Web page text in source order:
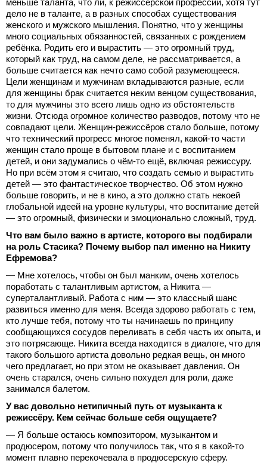
меньше таланта, что ли, к режиссёрской профессии, хотя тут
дело не в таланте, а в разных способах существования
женского и мужского мышления. Понятно, что у женщины
много социальных обязанностей, связанных с рождением
ребёнка. Родить его и вырастить — это огромный труд,
который как труд, на самом деле, не рассматривается, а
больше считается как нечто само собой разумеющееся.
Цели женщинам и мужчинам вкладываются разные, если
для женщины брак считается неким венцом существования,
то для мужчины это всего лишь одно из обстоятельств
жизни. Отсюда огромное количество разводов, потому что не
совпадают цели. Женщин-режиссёров стало больше, потому
что технический прогресс многое поменял, какой-то части
женщин стало проще в бытовом плане и с воспитанием
детей, и они задумались о чём-то ещё, включая режиссуру.
Но при всём этом я считаю, что создать семью и вырастить
детей — это фантастическое творчество. Об этом нужно
больше говорить, и не в кино, а это должно стать некоей
глобальной идеей на уровне культуры, что воспитание детей
— это огромный, физически и эмоционально сложный, труд.
Что вам было важно в артисте, которого вы подбирали
на роль Стасика? Почему выбор пал именно на Никиту
Ефремова?
— Мне хотелось, чтобы он был манким, очень хотелось
поработать с талантливым артистом, а Никита —
суперталантливый. Работа с ним — это классный шанс
развиться именно для меня. Всегда здорово работать с тем,
кто лучше тебя, потому что ты начинаешь по принципу
сообщающихся сосудов переливать в себя часть их опыта, и
это потрясающе. Никита всегда находится в диалоге, что для
такого большого артиста довольно редкая вещь, он много
чего предлагает, но при этом не оказывает давления. Он
очень старался, очень сильно похудел для роли, даже
занимался балетом.
У вас довольно нетипичный путь от музыканта к
режиссёру. Кем сейчас больше себя ощущаете?
— Я больше остаюсь композитором, музыкантом и
продюсером, потому что получилось так, что я в какой-то
момент плавно перекочевала в продюсерскую сферу.